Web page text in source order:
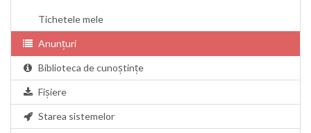
Tichetele mele
Anunțuri
Biblioteca de cunoștințe
Fișiere
Starea sistemelor